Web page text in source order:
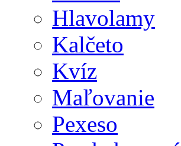
Hlavolamy
Kalčeto
Kvíz
Maľovanie
Pexeso